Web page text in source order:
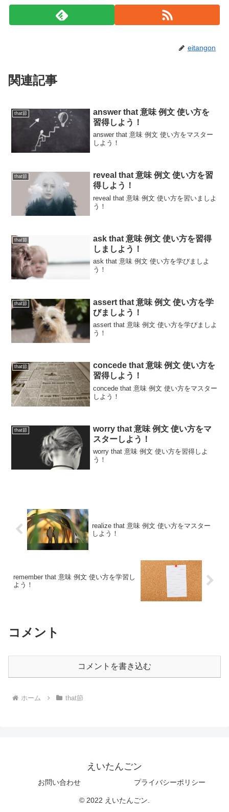
eitangon
関連記事
that節
answer that 意味 例文 使い方を
習得しよう！
answer that 意味 例文 使い方をマスター
しよう！
that節
reveal that 意味 例文 使い方を習
得しよう！
reveal that 意味 例文 使い方を習いましよ
う！
that節
ask that 意味 例文 使い方を習得
しましよう！
ask that 意味 例文 使い方を学びましよ
う！
that節
assert that 意味 例文 使い方を学
びましよう！
assert that 意味 例文 使い方を学びましよ
う！
that節
concede that 意味 例文 使い方を
習得しよう！
concede that 意味 例文 使い方をマスター
しよう！
that節
worry that 意味 例文 使い方をマ
スターしよう！
worry that 意味 例文 使い方を習得しよ
う！
realize that 意味 例文 使い方をマスター
しよう！
remember that 意味 例文 使い方を学習し
よう！
コメント
コメントを書き込む
ホーム that節
えいたんごン
お問い合わせ プライバシーポリシー
© 2022 えいたんごン.